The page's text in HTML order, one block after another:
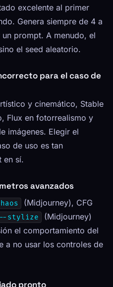
excelente al primer
Genera siempre de 4 a
prompt. A menudo, el
el seed aleatorio.
para el caso de
y cinemático, Stable
Flux en fotorrealismo y
imágenes. Elegir el
de uso es tan
en sí.
avanzados
(Midjourney), CFG
--stylize
(Midjourney)
el comportamiento del
a no usar los controles de
pronto